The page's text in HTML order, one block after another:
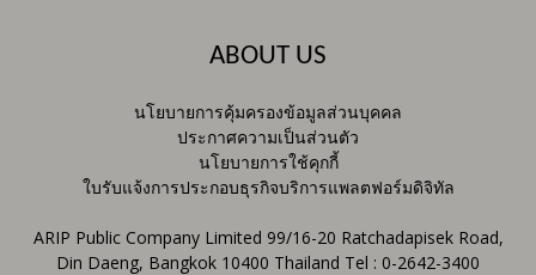
ABOUT US
นโยบายการคุ้มครองข้อมูลส่วนบุคคล
ประกาศความเป็นส่วนตัว
นโยบายการใช้คุกกี้
ใบรับแจ้งการประกอบธุรกิจบริการแพลตฟอร์มดิจิทัล
ARIP Public Company Limited 99/16-20 Ratchadapisek Road,
Din Daeng, Bangkok 10400 Thailand Tel : 0-2642-3400